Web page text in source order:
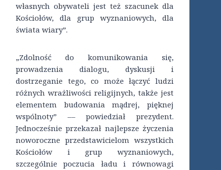
własnych obywateli jest też szacunek dla
Kościołów, dla grup wyznaniowych, dla
świata wiary”.
„Zdolność do komunikowania się,
prowadzenia dialogu, dyskusji i
dostrzeganie tego, co może łączyć ludzi
różnych wrażliwości religijnych, także jest
elementem budowania mądrej, pięknej
wspólnoty” –– powiedział prezydent.
Jednocześnie przekazał najlepsze życzenia
noworoczne przedstawicielom wszystkich
Kościołów i grup wyznaniowych,
szczególnie poczucia ładu i równowagi